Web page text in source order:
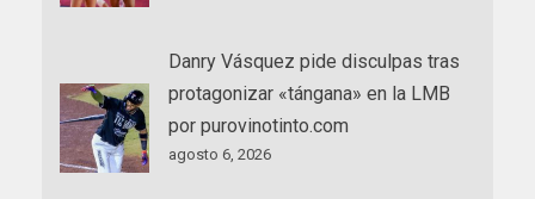
Danry Vásquez pide disculpas tras
protagonizar «tángana» en la LMB
por purovinotinto.com
agosto 6, 2026